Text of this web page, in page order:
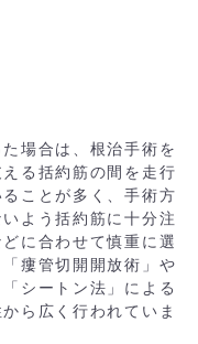
場合は、根治手術を
る括約筋の間を走行
ことが多く、手術方
よう括約筋に十分注
に合わせて慎重に選
瘻管切開開放術」や
シートン法」による
ら広く行われていま